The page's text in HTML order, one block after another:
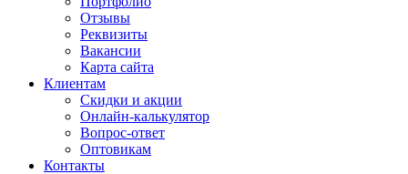
Отзывы
Реквизиты
Вакансии
Карта сайта
Клиентам
Скидки и акции
Онлайн-калькулятор
Вопрос-ответ
Оптовикам
Контакты